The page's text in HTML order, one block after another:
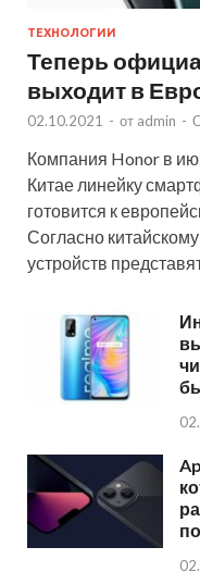
ТЕХНОЛОГИИ
Теперь
выходит в
02.10.2021 - от admin -
Компания Honor в
Китае линейку
готовится к
Согласно
устройств